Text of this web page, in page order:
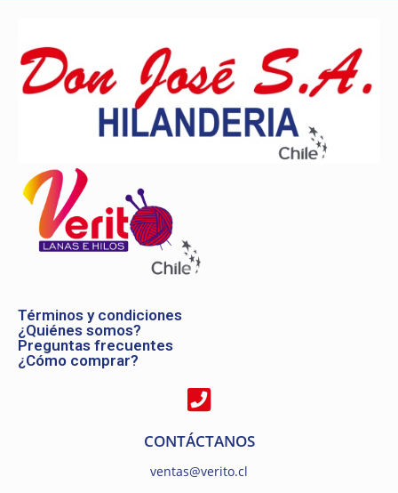
Términos y condiciones
¿Quiénes somos?
Preguntas frecuentes
¿Cómo comprar?
CONTÁCTANOS
ventas@verito.cl